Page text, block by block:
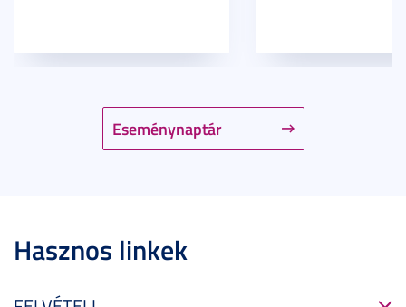
Eseménynaptár
Hasznos linkek